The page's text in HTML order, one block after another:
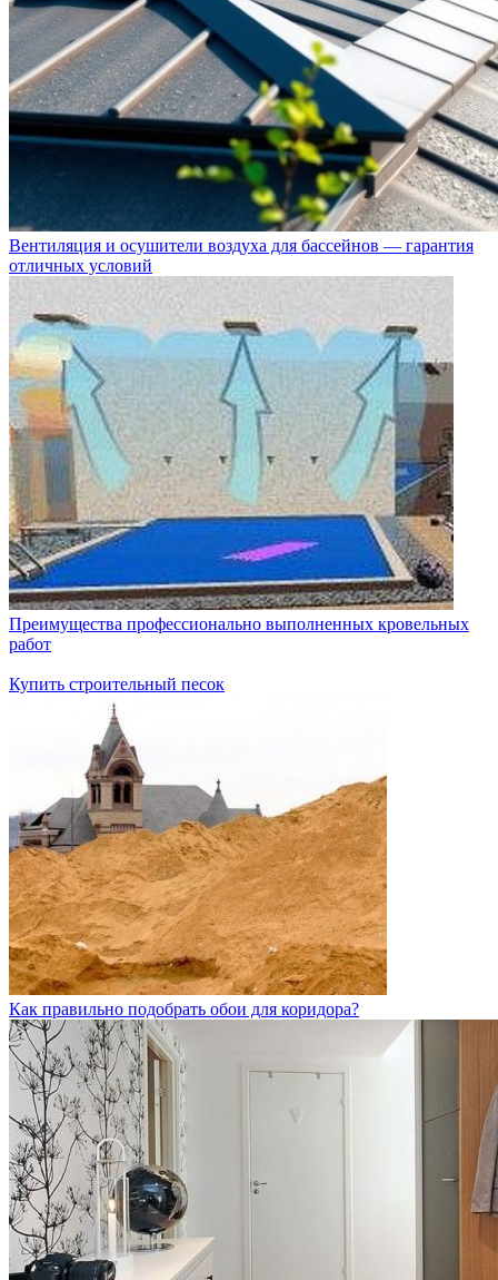
Вентиляция и осушители воздуха для бассейнов — гарантия
отличных условий
Преимущества профессионально выполненных кровельных
работ
Купить строительный песок
Как правильно подобрать обои для коридора?